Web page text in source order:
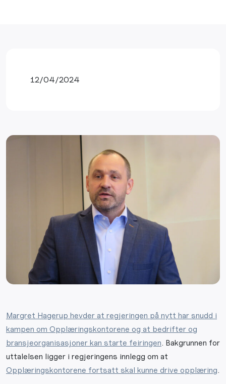
Margret Hagerup hevder at regjeringen på nytt har snudd i
kampen om Opplæringskontorene og at bedrifter og
bransjeorganisasjoner kan starte feiringen. Bakgrunnen for
uttalelsen ligger i regjeringens innlegg om at
Opplæringskontorene fortsatt skal kunne drive opplæring.
12/04/2024